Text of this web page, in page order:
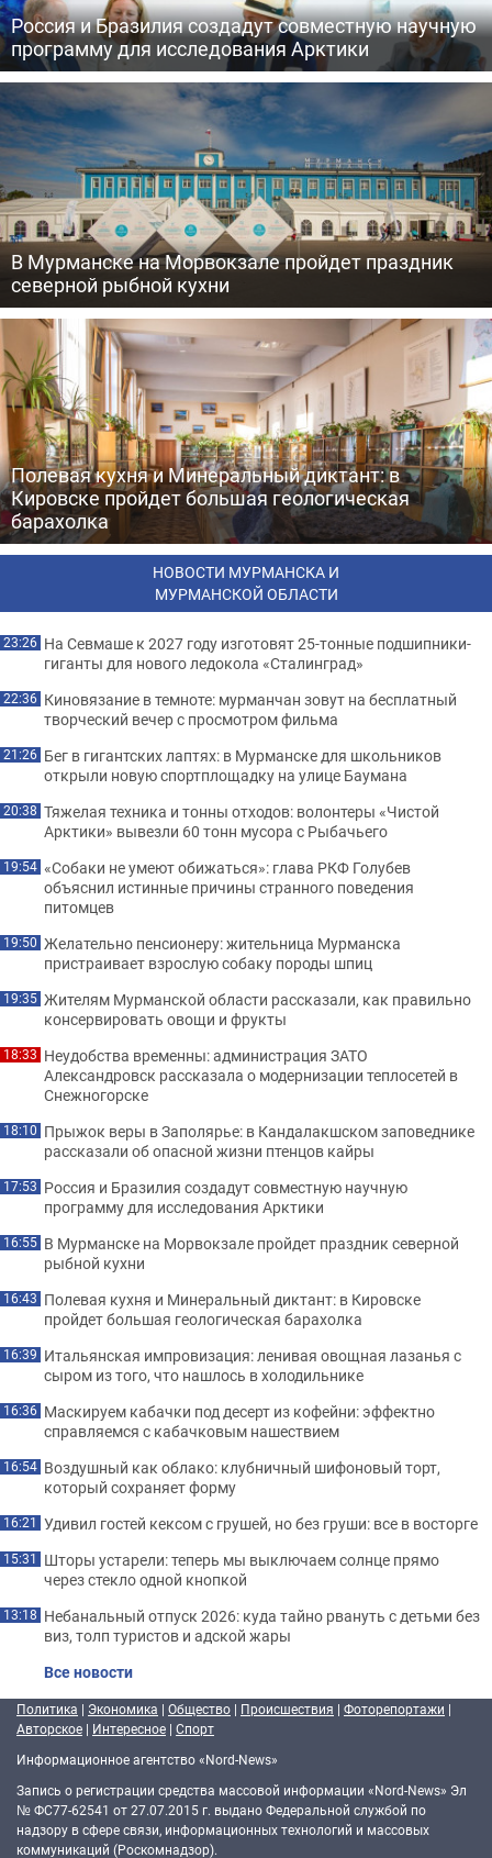
Россия и Бразилия создадут совместную научную
программу для исследования Арктики
В Мурманске на Морвокзале пройдет праздник
северной рыбной кухни
Полевая кухня и Минеральный диктант: в
Кировске пройдет большая геологическая
барахолка
НОВОСТИ МУРМАНСКА И
МУРМАНСКОЙ ОБЛАСТИ
23:26 На Севмаше к 2027 году изготовят 25-тонные подшипники-
гиганты для нового ледокола «Сталинград»
22:36 Киновязание в темноте: мурманчан зовут на бесплатный
творческий вечер с просмотром фильма
21:26 Бег в гигантских лаптях: в Мурманске для школьников
открыли новую спортплощадку на улице Баумана
20:38 Тяжелая техника и тонны отходов: волонтеры «Чистой
Арктики» вывезли 60 тонн мусора с Рыбачьего
19:54 «Собаки не умеют обижаться»: глава РКФ Голубев
объяснил истинные причины странного поведения
питомцев
19:50 Желательно пенсионеру: жительница Мурманска
пристраивает взрослую собаку породы шпиц
19:35 Жителям Мурманской области рассказали, как правильно
консервировать овощи и фрукты
18:33 Неудобства временны: администрация ЗАТО
Александровск рассказала о модернизации теплосетей в
Снежногорске
18:10 Прыжок веры в Заполярье: в Кандалакшском заповеднике
рассказали об опасной жизни птенцов кайры
17:53 Россия и Бразилия создадут совместную научную
программу для исследования Арктики
16:55 В Мурманске на Морвокзале пройдет праздник северной
рыбной кухни
16:43 Полевая кухня и Минеральный диктант: в Кировске
пройдет большая геологическая барахолка
16:39 Итальянская импровизация: ленивая овощная лазанья с
сыром из того, что нашлось в холодильнике
16:36 Маскируем кабачки под десерт из кофейни: эффектно
справляемся с кабачковым нашествием
16:54 Воздушный как облако: клубничный шифоновый торт,
который сохраняет форму
16:21 Удивил гостей кексом с грушей, но без груши: все в восторге
15:31 Шторы устарели: теперь мы выключаем солнце прямо
через стекло одной кнопкой
13:18 Небанальный отпуск 2026: куда тайно рвануть с детьми без
виз, толп туристов и адской жары
Все новости
Политика | Экономика | Общество | Происшествия | Фоторепортажи |
Авторское | Интересное | Спорт
Информационное агентство «Nord-News»
Запись о регистрации средства массовой информации «Nord-News» Эл
№ ФС77-62541 от 27.07.2015 г. выдано Федеральной службой по
надзору в сфере связи, информационных технологий и массовых
коммуникаций (Роскомнадзор).